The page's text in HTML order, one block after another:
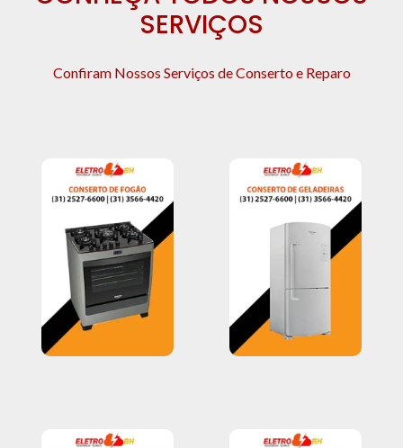
SERVIÇOS
Confiram Nossos Serviços de Conserto e Reparo